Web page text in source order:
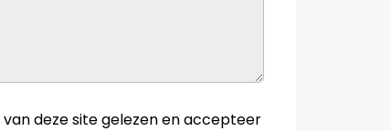
van deze site gelezen en accepteer